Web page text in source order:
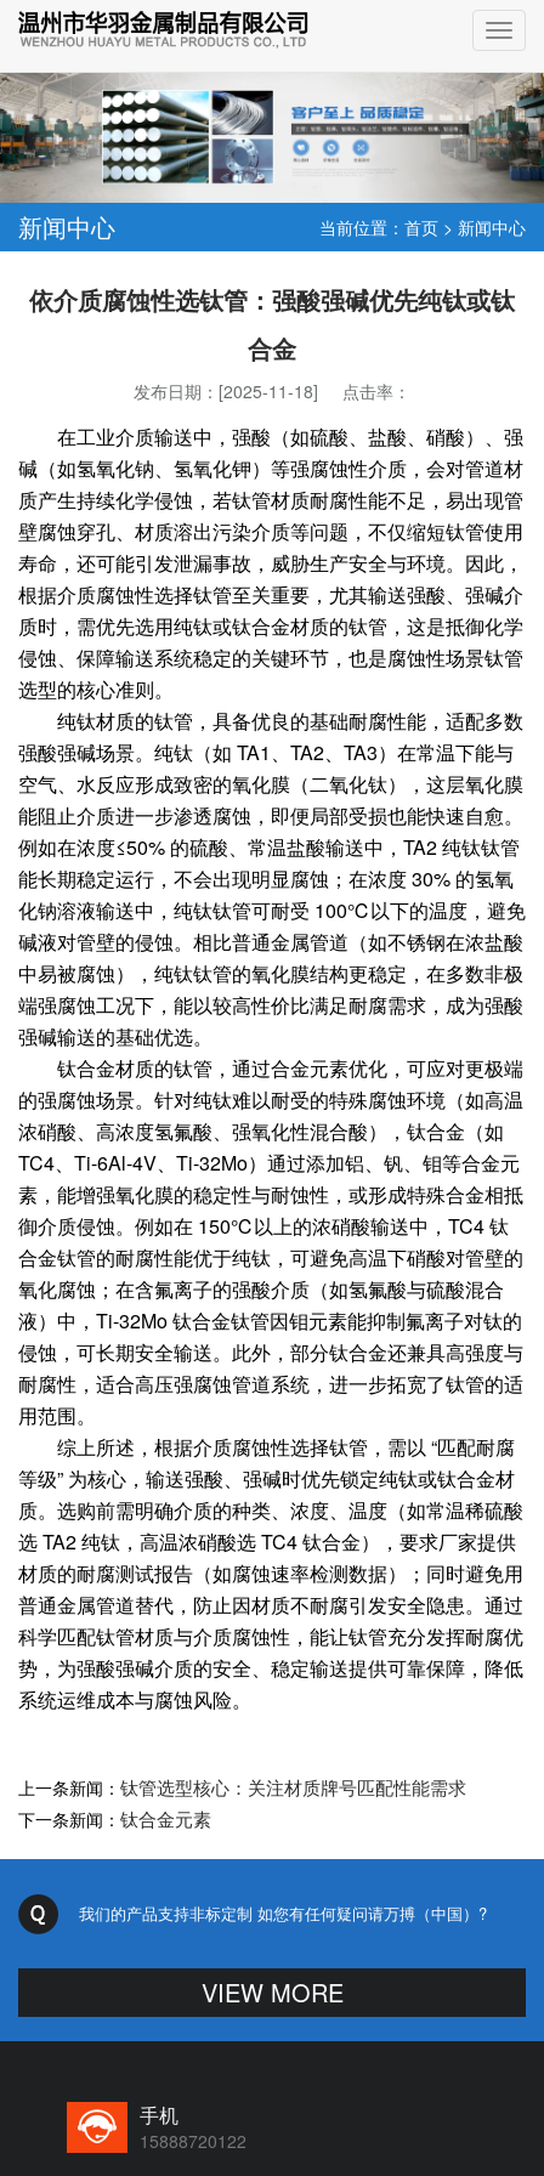
新闻中心 当前位置： 首页 > 新闻中心
依介质腐蚀性选钛管：强酸强碱优先纯钛或钛
合金
发布日期：[2025-11-18] 点击率：
在工业介质输送中，强酸（如硫酸、盐酸、硝酸）、强
碱（如氢氧化钠、氢氧化钾）等强腐蚀性介质，会对管道材
质产生持续化学侵蚀，若钛管材质耐腐性能不足，易出现管
壁腐蚀穿孔、材质溶出污染介质等问题，不仅缩短钛管使用
寿命，还可能引发泄漏事故，威胁生产安全与环境。因此，
根据介质腐蚀性选择钛管至关重要，尤其输送强酸、强碱介
质时，需优先选用纯钛或钛合金材质的钛管，这是抵御化学
侵蚀、保障输送系统稳定的关键环节，也是腐蚀性场景钛管
选型的核心准则。
纯钛材质的钛管，具备优良的基础耐腐性能，适配多数
强酸强碱场景。纯钛（如 TA1、TA2、TA3）在常温下能与
空气、水反应形成致密的氧化膜（二氧化钛），这层氧化膜
能阻止介质进一步渗透腐蚀，即便局部受损也能快速自愈。
例如在浓度≤50% 的硫酸、常温盐酸输送中，TA2 纯钛钛管
能长期稳定运行，不会出现明显腐蚀；在浓度 30% 的氢氧
化钠溶液输送中，纯钛钛管可耐受 100℃以下的温度，避免
碱液对管壁的侵蚀。相比普通金属管道（如不锈钢在浓盐酸
中易被腐蚀），纯钛钛管的氧化膜结构更稳定，在多数非极
端强腐蚀工况下，能以较高性价比满足耐腐需求，成为强酸
强碱输送的基础优选。
钛合金材质的钛管，通过合金元素优化，可应对更极端
的强腐蚀场景。针对纯钛难以耐受的特殊腐蚀环境（如高温
浓硝酸、高浓度氢氟酸、强氧化性混合酸），钛合金（如
TC4、Ti-6Al-4V、Ti-32Mo）通过添加铝、钒、钼等合金元
素，能增强氧化膜的稳定性与耐蚀性，或形成特殊合金相抵
御介质侵蚀。例如在 150℃以上的浓硝酸输送中，TC4 钛
合金钛管的耐腐性能优于纯钛，可避免高温下硝酸对管壁的
氧化腐蚀；在含氟离子的强酸介质（如氢氟酸与硫酸混合
液）中，Ti-32Mo 钛合金钛管因钼元素能抑制氟离子对钛的
侵蚀，可长期安全输送。此外，部分钛合金还兼具高强度与
耐腐性，适合高压强腐蚀管道系统，进一步拓宽了钛管的适
用范围。
综上所述，根据介质腐蚀性选择钛管，需以 “匹配耐腐
等级” 为核心，输送强酸、强碱时优先锁定纯钛或钛合金材
质。选购前需明确介质的种类、浓度、温度（如常温稀硫酸
选 TA2 纯钛，高温浓硝酸选 TC4 钛合金），要求厂家提供
材质的耐腐测试报告（如腐蚀速率检测数据）；同时避免用
普通金属管道替代，防止因材质不耐腐引发安全隐患。通过
科学匹配钛管材质与介质腐蚀性，能让钛管充分发挥耐腐优
势，为强酸强碱介质的安全、稳定输送提供可靠保障，降低
系统运维成本与腐蚀风险。
上一条新闻： 钛管选型核心：关注材质牌号匹配性能需求
下一条新闻： 钛合金元素
我们的产品支持非标定制 如您有任何疑问请万搏（中国）?
VIEW MORE
手机
15888720122